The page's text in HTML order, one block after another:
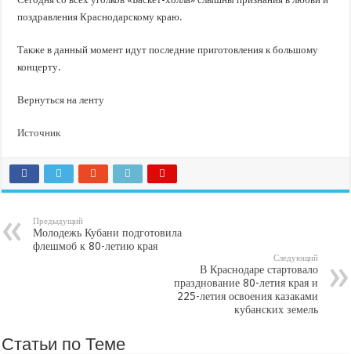
поздравления Краснодарскому краю.
Также в данный момент идут последние приготовления к большому
концерту.
Вернуться на ленту
Источник
Предыдущий
Молодежь Кубани подготовила
флешмоб к 80-летию края
Следующий
В Краснодаре стартовало
празднование 80-летия края и
225-летия освоения казаками
кубанских земель
Статьи по Теме